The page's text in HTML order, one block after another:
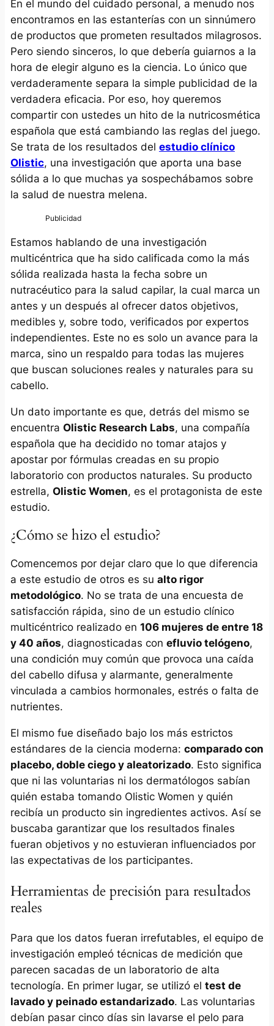
En el mundo del cuidado personal, a menudo nos
encontramos en las estanterías con un sinnúmero
de productos que prometen resultados milagrosos.
Pero siendo sinceros, lo que debería guiarnos a la
hora de elegir alguno es la ciencia. Lo único que
verdaderamente separa la simple publicidad de la
verdadera eficacia. Por eso, hoy queremos
compartir con ustedes un hito de la nutricosmética
española que está cambiando las reglas del juego.
Se trata de los resultados del estudio clínico
Olistic, una investigación que aporta una base
sólida a lo que muchas ya sospechábamos sobre
la salud de nuestra melena.
Estamos hablando de una investigación
multicéntrica que ha sido calificada como la más
sólida realizada hasta la fecha sobre un
nutracéutico para la salud capilar, la cual marca un
antes y un después al ofrecer datos objetivos,
medibles y, sobre todo, verificados por expertos
independientes. Este no es solo un avance para la
marca, sino un respaldo para todas las mujeres
que buscan soluciones reales y naturales para su
cabello.
Un dato importante es que, detrás del mismo se
encuentra Olistic Research Labs, una compañía
española que ha decidido no tomar atajos y
apostar por fórmulas creadas en su propio
laboratorio con productos naturales. Su producto
estrella, Olistic Women, es el protagonista de este
estudio.
¿Cómo se hizo el estudio?
Comencemos por dejar claro que lo que diferencia
a este estudio de otros es su alto rigor
metodológico. No se trata de una encuesta de
satisfacción rápida, sino de un estudio clínico
multicéntrico realizado en 106 mujeres de entre 18
y 40 años, diagnosticadas con efluvio telógeno,
una condición muy común que provoca una caída
del cabello difusa y alarmante, generalmente
vinculada a cambios hormonales, estrés o falta de
nutrientes.
El mismo fue diseñado bajo los más estrictos
estándares de la ciencia moderna: comparado con
placebo, doble ciego y aleatorizado. Esto significa
que ni las voluntarias ni los dermatólogos sabían
quién estaba tomando Olistic Women y quién
recibía un producto sin ingredientes activos. Así se
buscaba garantizar que los resultados finales
fueran objetivos y no estuvieran influenciados por
las expectativas de los participantes.
Herramientas de precisión para resultados
reales
Para que los datos fueran irrefutables, el equipo de
investigación empleó técnicas de medición que
parecen sacadas de un laboratorio de alta
tecnología. En primer lugar, se utilizó el test de
lavado y peinado estandarizado. Las voluntarias
debían pasar cinco días sin lavarse el pelo para